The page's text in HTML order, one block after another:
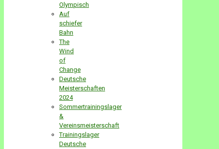
Olympisch
Auf
schiefer
Bahn
The
Wind
of
Change
Deutsche
Meisterschaften
2024
Sommertrainingslager
&
Vereinsmeisterschaft
Trainingslager
Deutsche